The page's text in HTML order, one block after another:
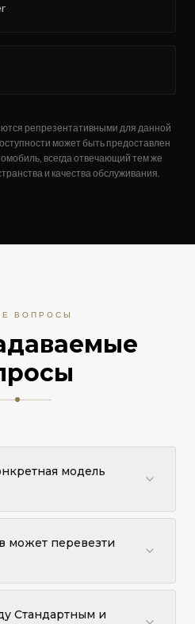
репрезентативными для данной
может быть предоставлен
всегда отвечающий тем же
и качества обслуживания.
ВОПРОСЫ
модель
Mercedes-Benz
как референсный
вэн эквивалентного
может перевезти
ехать с багажом.
Стандартным и